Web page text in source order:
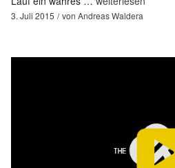
3. Juli 2015 von Andreas Waldera